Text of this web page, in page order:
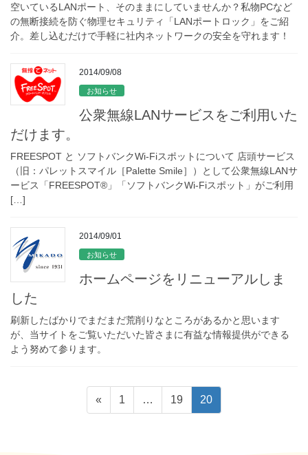
空いているLANポート、そのままにしていませんか？私物PCなど
の無断接続を防ぐ物理セキュリティ「LANポートロック」をご紹
介。差し込むだけで手軽に社内ネットワークの安全を守れます！
2014/09/08
お知らせ
公衆無線LANサービスをご利用いた
だけます。
FREESPOT と ソフトバンクWi-Fiスポットについて 店頭サービス
（旧：パレットスマイル［Palette Smile］）として公衆無線LANサ
ービス「FREESPOT®」「ソフトバンクWi-Fiスポット」がご利用
[…]
2014/09/01
お知らせ
ホームページをリニューアルしま
した
刷新したばかりでまだまだ荒削りなところがあるかと思います
が、当サイトをご覧いただいた皆さまに有益な情報提供ができる
よう努めて参ります。
«
固
定
1 …
固
定
19
固
定
20